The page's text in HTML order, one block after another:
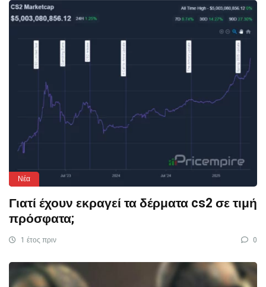
Νέα
Γιατί έχουν εκραγεί τα δέρματα cs2 σε τιμή
πρόσφατα;
1 έτος πριν 0